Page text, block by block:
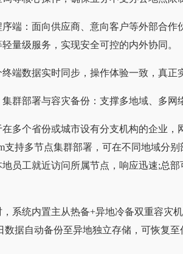
序端：面向供应商、意向客户等外部合
量级服务，实现安全可控的内外协同。
终端数据实时同步，操作体验一致，真正
集群部署与容灾备份：支撑多地域、多网
在多个省份或城市设有分支机构的企业，
支持多节点集群部署，可在不同地域分
地员工就近访问所属节点，响应迅速;总
，系统内置主从热备+异地冷备双重容灾
数据自动备份至异地独立存储，可恢复